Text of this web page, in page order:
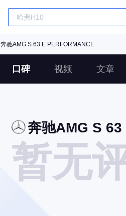
奔驰AMG S 63 E PERFORMANCE
口碑 视频 文章
奔驰AMG S
暂无